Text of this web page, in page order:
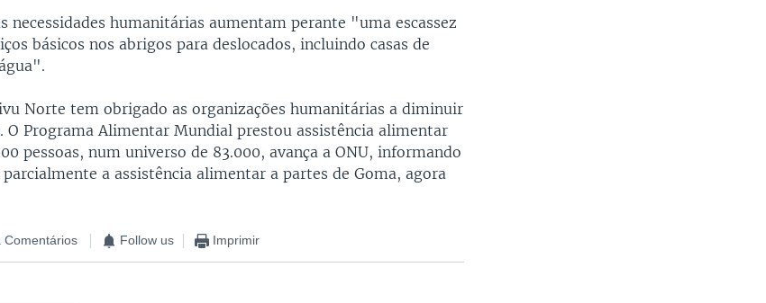
necessidades humanitárias aumentam perante "uma escassez
básicos nos abrigos para deslocados, incluindo casas de
Norte tem obrigado as organizações humanitárias a diminuir
O Programa Alimentar Mundial prestou assistência alimentar
pessoas, num universo de 83.000, avança a ONU, informando
a assistência alimentar a partes de Goma, agora
Comentários Follow us Imprimir